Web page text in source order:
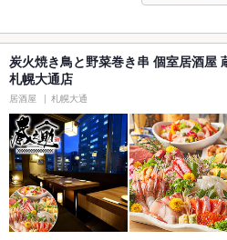
炭火焼き鳥と野菜巻き串 個室居酒屋
札幌大通店
居酒屋 札幌大通